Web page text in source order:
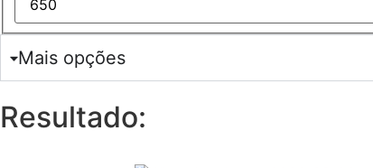
Mais opções
Resultado: